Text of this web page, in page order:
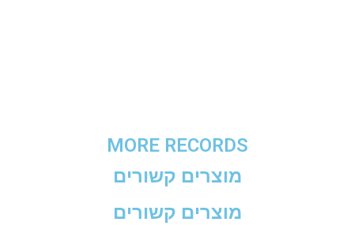
MORE RECORDS
מוצרים קשורים
מוצרים קשורים